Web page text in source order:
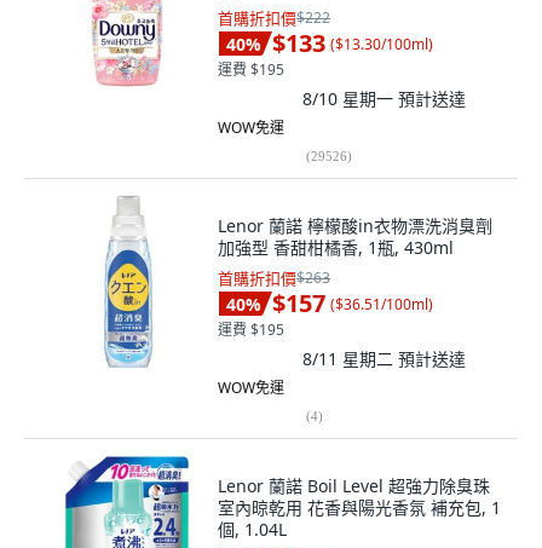
首購折扣價$222
40% $133 ($13.30/100ml)
運費 $195
8/10 星期一 預計送達
WOW免運
(29526)
Lenor 蘭諾 檸檬酸in衣物漂洗消臭劑
加強型 香甜柑橘香, 1瓶, 430ml
首購折扣價$263
40% $157 ($36.51/100ml)
運費 $195
8/11 星期二 預計送達
WOW免運
(4)
Lenor 蘭諾 Boil Level 超強力除臭珠
室內晾乾用 花香與陽光香氛 補充包, 1
個, 1.04L